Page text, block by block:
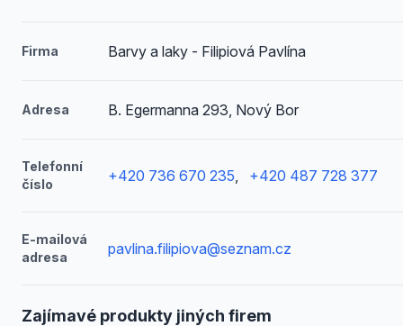
Firma Barvy a laky - Filipiová Pavlína
Adresa B. Egermanna 293, Nový Bor
Telefonní
číslo
+420 736 670 235, +420 487 728 377
E-mailová
adresa
pavlina.filipiova@seznam.cz
Zajímavé produkty jiných firem